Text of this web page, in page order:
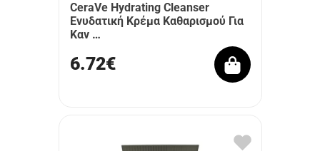
CeraVe Hydrating Cleanser
Ενυδατική Κρέμα Καθαρισμού Για
Καν …
6.72€